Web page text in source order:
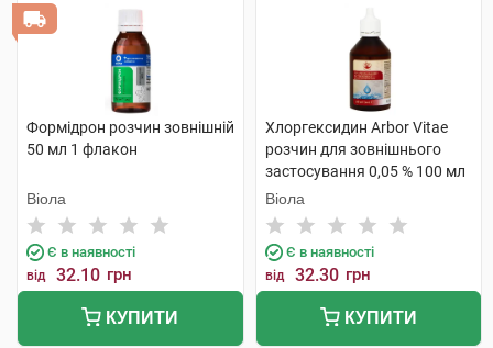
Формідрон розчин зовнішній
50 мл 1 флакон
Віола
Є в наявності
від 32.10 грн
КУПИТИ
Хлоргексидин Arbor Vitae
розчин для зовнішнього
застосування 0,05 % 100 мл
1 флакон
Віола
Є в наявності
від 32.30 грн
КУПИТИ